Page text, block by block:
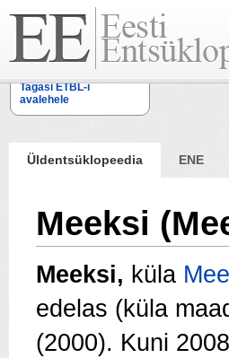
Tagasi ETBL-i
avalehele
Üldentsüklopeedia ENE
Meeksi
Meeksi, küla
edelas (küla
(2000). Kuni